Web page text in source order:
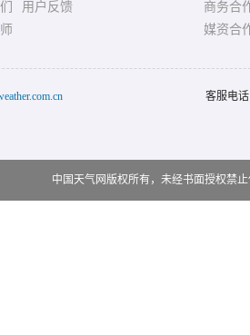
用户反馈
商务合
媒资合
客服电
中国天气网版权所有，未经书面授权